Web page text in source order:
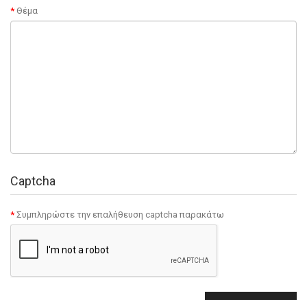
Θέμα
Captcha
Συμπληρώστε την επαλήθευση captcha παρακάτω